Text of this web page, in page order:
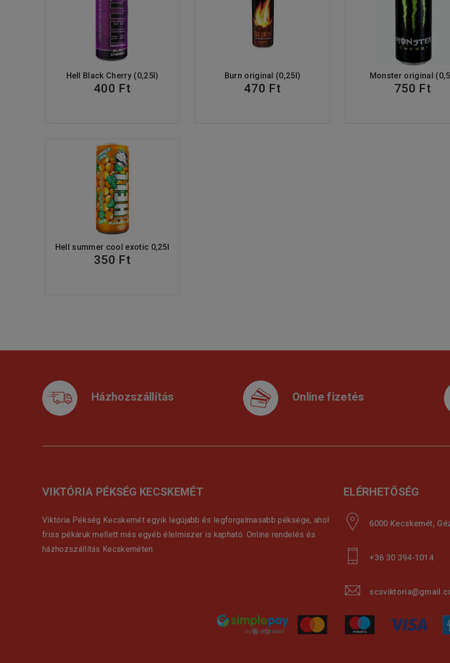
Hell Black Cherry (0,25l)
400 Ft
Burn original (0,25l)
470 Ft
Monster original
750 Ft
Hell summer cool exotic 0,25l
350 Ft
Házhozszállítás Online fizetés
VIKTÓRIA PÉKSÉG KECSKEMÉT
Viktória Pékség Kecskemét egyik legújabb és legforgalmasabb péksége, ahol
friss pékáruk mellett más egyéb élelmiszer is kapható. Online rendelés és
házhozszállítás Kecskeméten.
ELÉRHETŐSÉG
6000 Kecskemét,
+36 30 394-1014